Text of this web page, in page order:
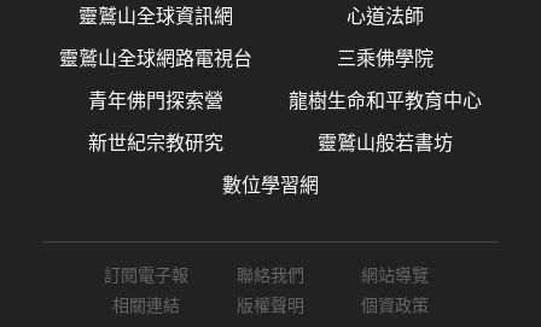
靈鷲山全球資訊網 心道法師
靈鷲山全球網路電視台 三乘佛學院
青年佛門探索營 龍樹生命和平教育中心
新世紀宗教研究 靈鷲山般若書坊
數位學習網
訂閱電子報 聯絡我們
網站導覽
相關連結
版權聲明 個資政策